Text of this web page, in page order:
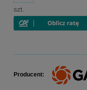
szt.
Producent: